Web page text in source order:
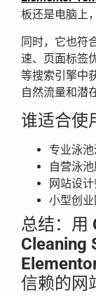
板还是电脑上
同时，它也符
速、页面标签
等搜索引擎中
自然流量和潜
谁适合使
专业泳
自营泳
网站设
小型创
总结：用
Cleaning
信赖的网